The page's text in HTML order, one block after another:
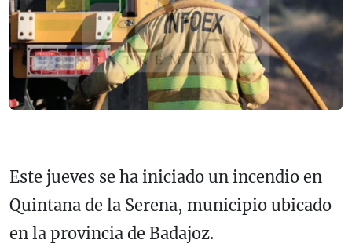
Este jueves se ha iniciado un incendio en
Quintana de la Serena, municipio ubicado
en la provincia de Badajoz.